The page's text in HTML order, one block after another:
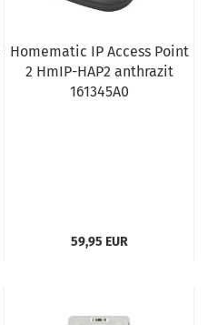
Homematic IP Access Point
2 HmIP-HAP2 anthrazit
161345A0
59,95 EUR